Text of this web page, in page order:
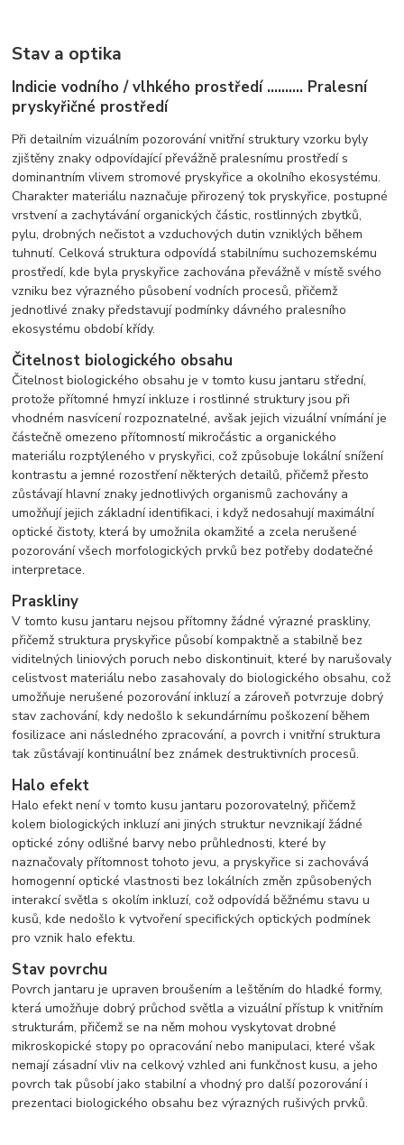
Stav a optika
Indicie vodního / vlhkého prostředí .......... Pralesní
pryskyřičné prostředí
Při detailním vizuálním pozorování vnitřní struktury vzorku byly
zjištěny znaky odpovídající převážně pralesnímu prostředí s
dominantním vlivem stromové pryskyřice a okolního ekosystému.
Charakter materiálu naznačuje přirozený tok pryskyřice, postupné
vrstvení a zachytávání organických částic, rostlinných zbytků,
pylu, drobných nečistot a vzduchových dutin vzniklých během
tuhnutí. Celková struktura odpovídá stabilnímu suchozemskému
prostředí, kde byla pryskyřice zachována převážně v místě svého
vzniku bez výrazného působení vodních procesů, přičemž
jednotlivé znaky představují podmínky dávného pralesního
ekosystému období křídy.
Čitelnost biologického obsahu
Čitelnost biologického obsahu je v tomto kusu jantaru střední,
protože přítomné hmyzí inkluze i rostlinné struktury jsou při
vhodném nasvícení rozpoznatelné, avšak jejich vizuální vnímání je
částečně omezeno přítomností mikročástic a organického
materiálu rozptýleného v pryskyřici, což způsobuje lokální snížení
kontrastu a jemné rozostření některých detailů, přičemž přesto
zůstávají hlavní znaky jednotlivých organismů zachovány a
umožňují jejich základní identifikaci, i když nedosahují maximální
optické čistoty, která by umožnila okamžité a zcela nerušené
pozorování všech morfologických prvků bez potřeby dodatečné
interpretace.
Praskliny
V tomto kusu jantaru nejsou přítomny žádné výrazné praskliny,
přičemž struktura pryskyřice působí kompaktně a stabilně bez
viditelných liniových poruch nebo diskontinuit, které by narušovaly
celistvost materiálu nebo zasahovaly do biologického obsahu, což
umožňuje nerušené pozorování inkluzí a zároveň potvrzuje dobrý
stav zachování, kdy nedošlo k sekundárnímu poškození během
fosilizace ani následného zpracování, a povrch i vnitřní struktura
tak zůstávají kontinuální bez známek destruktivních procesů.
Halo efekt
Halo efekt není v tomto kusu jantaru pozorovatelný, přičemž
kolem biologických inkluzí ani jiných struktur nevznikají žádné
optické zóny odlišné barvy nebo průhlednosti, které by
naznačovaly přítomnost tohoto jevu, a pryskyřice si zachovává
homogenní optické vlastnosti bez lokálních změn způsobených
interakcí světla s okolím inkluzí, což odpovídá běžnému stavu u
kusů, kde nedošlo k vytvoření specifických optických podmínek
pro vznik halo efektu.
Stav povrchu
Povrch jantaru je upraven broušením a leštěním do hladké formy,
která umožňuje dobrý průchod světla a vizuální přístup k vnitřním
strukturám, přičemž se na něm mohou vyskytovat drobné
mikroskopické stopy po opracování nebo manipulaci, které však
nemají zásadní vliv na celkový vzhled ani funkčnost kusu, a jeho
povrch tak působí jako stabilní a vhodný pro další pozorování i
prezentaci biologického obsahu bez výrazných rušivých prvků.